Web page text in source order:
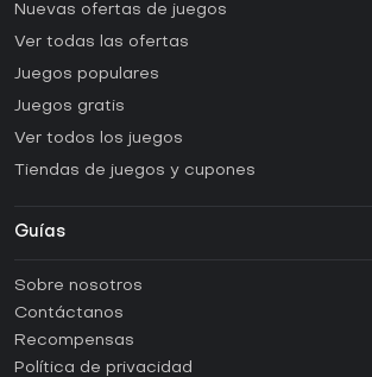
Nuevas ofertas de juegos
Ver todas las ofertas
Juegos populares
Juegos gratis
Ver todos los juegos
Tiendas de juegos y cupones
Guías
Guías y tutoriales
¿Cómo activar una CD Key de Steam?
¿Cómo activar una CD Key de Epic Games?
Sobre nosotros
Contáctanos
Recompensas
Política de privacidad